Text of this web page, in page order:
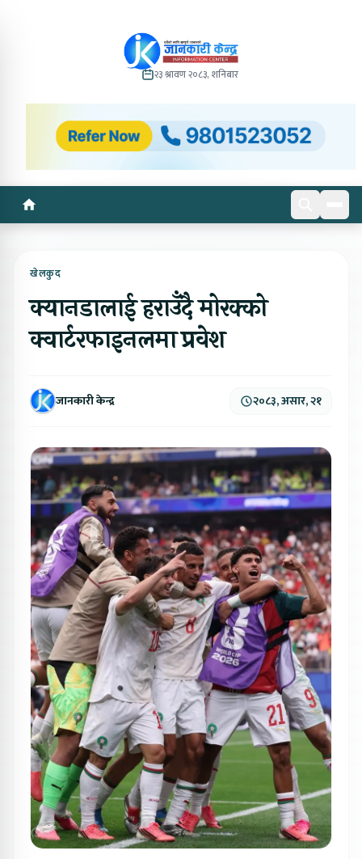
२३ श्रावण २०८३, शनिबार
खेलकुद
क्यानडालाई हराउँदै मोरक्को
क्वार्टरफाइनलमा प्रवेश
जानकारी केन्द्र २०८३, असार, २१